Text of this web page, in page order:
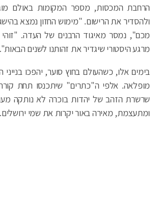
הרחבת המכסות, מספר המקומות באולם
ולהסדיר את הרישום. "מימוש החזון נמצא
מכם", נמסר מאיגוד הרבנים של העדה.
מרגע היסטורי שיגדיר את זהותנו לשנים הבאות".
בימים אלו, כשהעולם בחוץ סוער, יהפכו
מופלאה. אלפי ה"כתרים" שיתכנסו תחת
שרשרת הזהב של יהדות בוכרה לא נותקה
ומתעצמת, מאירה באור יקרות את שמי ירושלים.